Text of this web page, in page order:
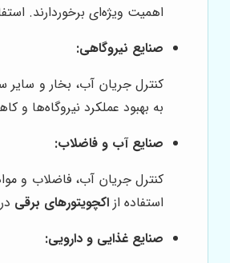
اهمیت ویژه‌ای برخوردارند.
صنایع نیروگاهی:
کنترل جریان آب، بخار و سایر
به بهبود عملکرد نیروگاه‌ها
صنایع آب و فاضلاب:
کنترل جریان آب، فاضلاب و
استفاده از اکچویتورهای برقی
صنایع غذایی و دارویی: